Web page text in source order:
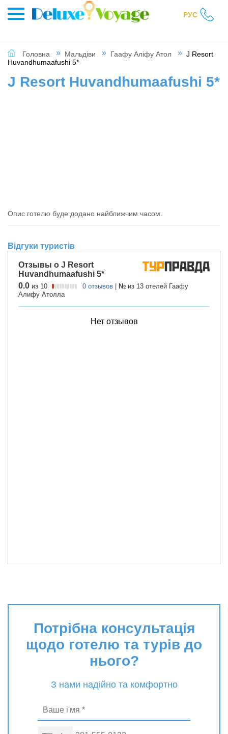
РУС
Головна Мальдіви Гаафу Аліфу Атол
J Resort
Huvandhumaafushi 5*
J Resort Huvandhumaafushi 5*
Опис готелю буде додано найближчим часом.
Відгуки туристів
Потрібна консультація
щодо готелю та турів до
нього?
З нами надійно та комфортно